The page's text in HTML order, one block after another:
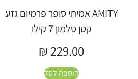
AMITY אמיתי סופר פרמיום גזע
קטן סלמון 7 קילו
₪ 229.00
הוספה לסל